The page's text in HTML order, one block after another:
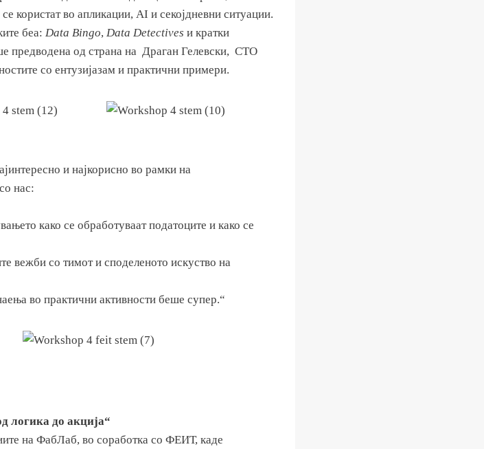
користат во апликации, AI и секојдневни ситуации.
беа: Data Bingo, Data Detectives и кратки
предводена од страна на Драган Гелевски, CTO
со ентузијазам и практични примери.
и најкорисно во рамки на
нас:
како се обработуваат податоците и како се
вежби со тимот и споделеното искуство на
во практични активности беше супер.“
логика до акција“
на ФабЛаб, во соработка со ФЕИТ, каде